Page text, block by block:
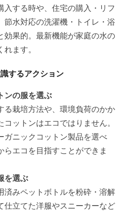
入する時や、住宅の購入・リフ
節水対応の洗濯機・トイレ・浴
効果的。最新機能が家庭の水の
ます。
するアクション
ンの服を選ぶ
る栽培方法や、環境負荷のかか
コットンはエコではりません。
ガニックコットン製品を選べ
らエコを目指すことができま
を選ぶ
済みペットボトルを粉砕・溶解
仕立てた洋服やスニーカーなど